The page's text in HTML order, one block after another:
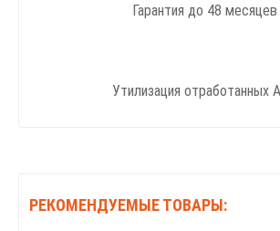
Гарантия до 48 месяцев
Утилизация отработанных
РЕКОМЕНДУЕМЫЕ ТОВАРЫ: